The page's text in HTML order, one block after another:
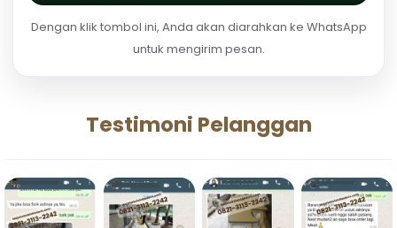
Dengan klik tombol ini, Anda akan diarahkan ke WhatsApp
untuk mengirim pesan.
Testimoni Pelanggan